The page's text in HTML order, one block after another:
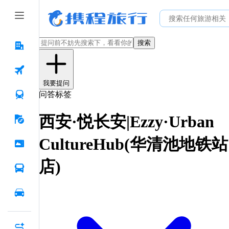
搜索
我要提问
问答标签
西安·悦长安|Ezzy·Urban
CultureHub(华清池地铁站
店)